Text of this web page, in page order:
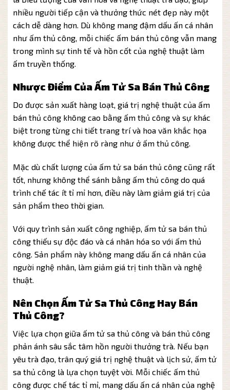
nhiều người tiếp cận và thưởng thức nét đẹp này một
cách dễ dàng hơn. Dù không mang đậm dấu ấn cá nhân
như ấm thủ công, mỗi chiếc ấm bán thủ công vẫn mang
trong mình sự tinh tế và hồn cốt của nghệ thuật làm
ấm truyền thống.
Nhược Điểm Của Ấm Tử Sa Bán Thủ Công
Do được sản xuất hàng loạt, giá trị nghệ thuật của ấm
bán thủ công không cao bằng ấm thủ công và sự khác
biệt trong từng chi tiết trang trí và hoa văn khắc họa
không được thể hiện rõ ràng như ở ấm thủ công.
Mặc dù chất lượng của ấm tử sa bán thủ công cũng rất
tốt, nhưng không thể sánh bằng ấm thủ công do quá
trình chế tác ít tỉ mỉ hơn, điều này làm giảm giá trị của
sản phẩm theo thời gian.
Với quy trình sản xuất công nghiệp, ấm tử sa bán thủ
công thiếu sự độc đáo và cá nhân hóa so với ấm thủ
công. Sản phẩm này không mang dấu ấn cá nhân của
người nghệ nhân, làm giảm giá trị tinh thần và nghệ
thuật.
Nên Chọn Ấm Tử Sa Thủ Công Hay Bán
Thủ Công?
Việc lựa chọn giữa ấm tử sa thủ công và bán thủ công
phản ánh sâu sắc tâm hồn người thưởng trà. Nếu bạn
yêu trà đạo, trân quý giá trị nghệ thuật và lịch sử, ấm tử
sa thủ công là lựa chọn tuyệt vời. Mỗi chiếc ấm thủ
công được chế tác tỉ mỉ, mang dấu ấn cá nhân của nghệ